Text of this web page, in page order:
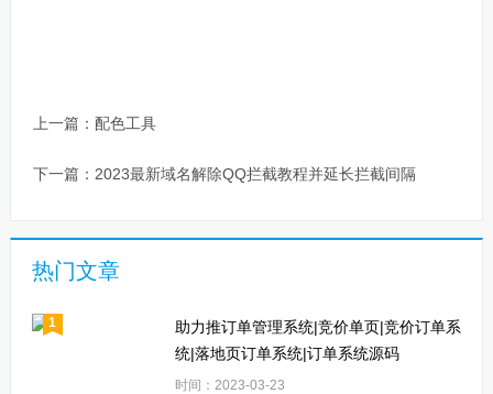
上一篇： 配色工具
下一篇： 2023最新域名解除QQ拦截教程并延长拦截间隔
热门文章
1
助力推订单管理系统|竞价单页|竞价订单系
统|落地页订单系统|订单系统源码
时间：2023-03-23